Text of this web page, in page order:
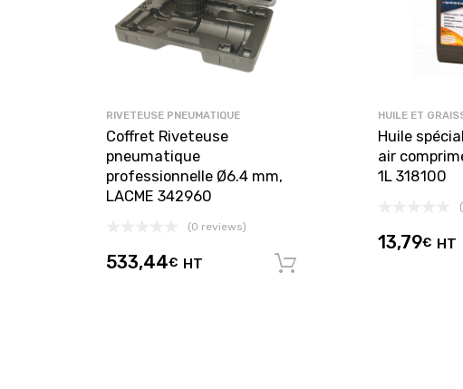
RIVETEUSE PNEUMATIQUE
Coffret Riveteuse
pneumatique
professionnelle Ø6.4 mm,
LACME 342960
(0 reviews)
533,44€ HT
HUILE ET
Huile
air
1L 318100
13,79€ HT